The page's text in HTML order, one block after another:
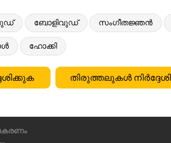
ബോളിവുഡ് സംഗീതജ്ഞൻ
ഹോക്കി
തിരുത്തലുകൾ